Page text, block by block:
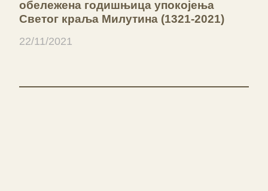
обележена годишњица упокојења
Светог краља Милутина (1321-2021)
22/11/2021